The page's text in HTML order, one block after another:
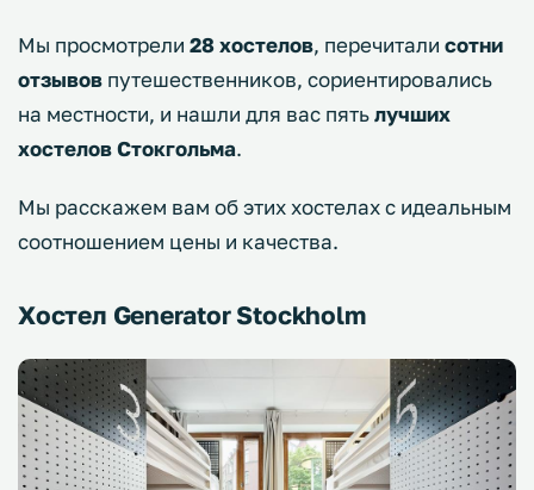
Мы просмотрели 28 хостелов, перечитали сотни
отзывов путешественников, сориентировались
на местности, и нашли для вас пятьлучших
хостелов Стокгольма.
Мы расскажем вам об этих хостелах с идеальным
соотношением цены и качества.
Хостел Generator Stockholm